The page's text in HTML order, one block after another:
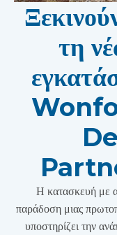
τη
Η κατασκευή με
παράδοση μιας
υποστηρίζει την